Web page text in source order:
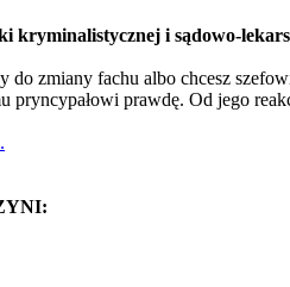
kryminalistycznej i sądowo-
do zmiany fachu albo chcesz
prawdę. Od jego